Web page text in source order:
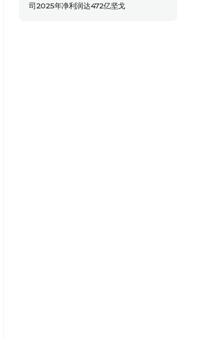
司2025年净利润达472亿坚戈